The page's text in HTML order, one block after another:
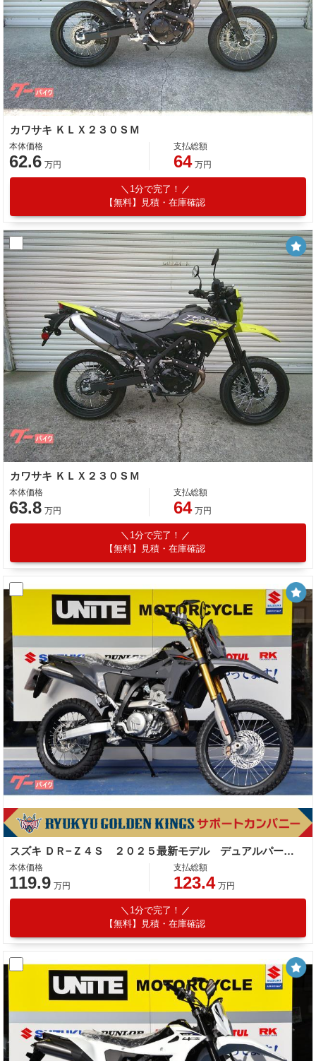
カワサキ ＫＬＸ２３０ＳＭ
本体価格
62.6 万円
支払総額
64 万円
1分で完了！
【無料】見積・在庫確認
カワサキ ＫＬＸ２３０ＳＭ
本体価格
63.8 万円
支払総額
64 万円
1分で完了！
【無料】見積・在庫確認
スズキ ＤＲ−Ｚ４Ｓ ２０２５最新モデル デュアルパーパス
本体価格
119.9 万円
支払総額
123.4 万円
1分で完了！
【無料】見積・在庫確認